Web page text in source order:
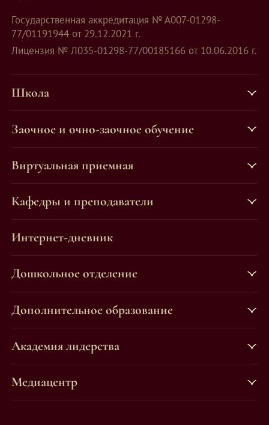
Государственная аккредитация № А007-01298-
77/01191944 от 29.12.2021 г.
Лицензия № Л035-01298-77/00185166 от 10.06.2016 г.
Школа
Заочное и очно-заочное обучение
Виртуальная приемная
Кафедры и преподаватели
Интернет-дневник
Дошкольное отделение
Дополнительное образование
Академия лидерства
Медиацентр